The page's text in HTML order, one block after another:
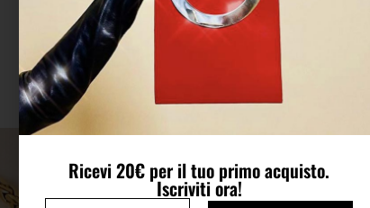
Ricevi 20€ per il tuo primo acquisto.
Iscriviti ora!